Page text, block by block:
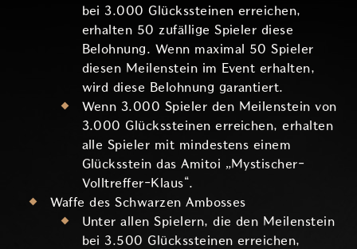
bei 3.000 Glückssteinen erreichen,
erhalten 50 zufällige Spieler diese
Belohnung. Wenn maximal 50 Spieler
diesen Meilenstein im Event erhalten,
wird diese Belohnung garantiert.
Wenn 3.000 Spieler den Meilenstein von
3.000 Glückssteinen erreichen, erhalten
alle Spieler mit mindestens einem
Glücksstein das Amitoi „Mystischer-
Volltreffer-Klaus“.
Waffe des Schwarzen Ambosses
Unter allen Spielern, die den Meilenstein
bei 3.500 Glückssteinen erreichen,